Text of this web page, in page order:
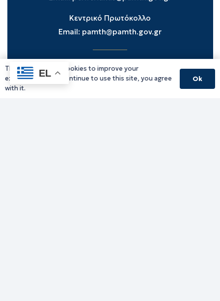
Κεντρικό Πρωτόκολλο
Email: pamth@pamth.gov.gr
Υπηρεσίες Δράμας
Υπηρεσίες Καβάλας
EL
This website uses cookies to improve your
experience. If you continue to use this site, you agree
with it.
Ok